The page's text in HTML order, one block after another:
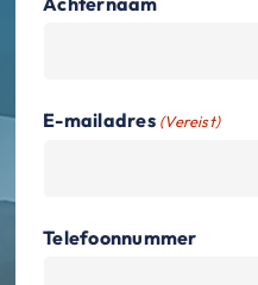
E-mailadres (Vereist)
Telefoonnummer